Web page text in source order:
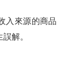
入來源的商
解。